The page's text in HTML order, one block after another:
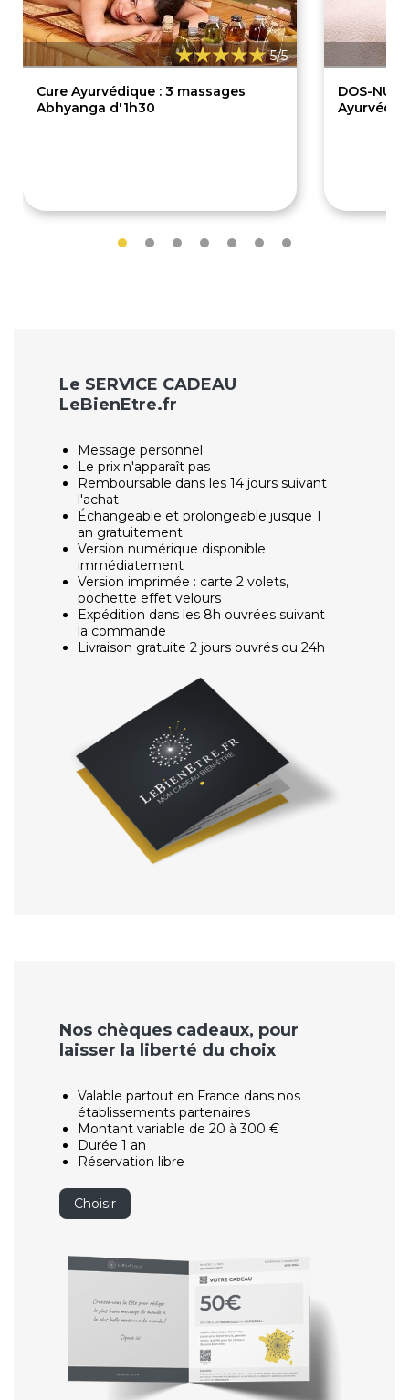
5/5
Cure Ayurvédique : 3 massages
Abhyanga d'1h30
DOS-
Le SERVICE CADEAU
LeBienEtre.fr
Message personnel
Le prix n'apparaît pas
Remboursable dans les 14 jours suivant
l'achat
Échangeable et prolongeable jusque 1
an gratuitement
Version numérique disponible
immédiatement
Version imprimée : carte 2 volets,
pochette effet velours
Expédition dans les 8h ouvrées suivant
la commande
Livraison gratuite 2 jours ouvrés ou 24h
Nos chèques cadeaux, pour
laisser la liberté du choix
Valable partout en France dans nos
établissements partenaires
Montant variable de 20 à 300 €
Durée 1 an
Réservation libre
Choisir